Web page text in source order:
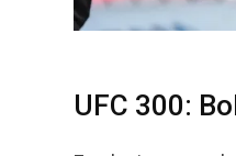
UFC 300: